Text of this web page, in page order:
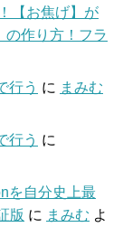
【お焦げ】が
の作り方！フラ
行う に まみむ
行う に
を自分史上最
版 に まみむ よ